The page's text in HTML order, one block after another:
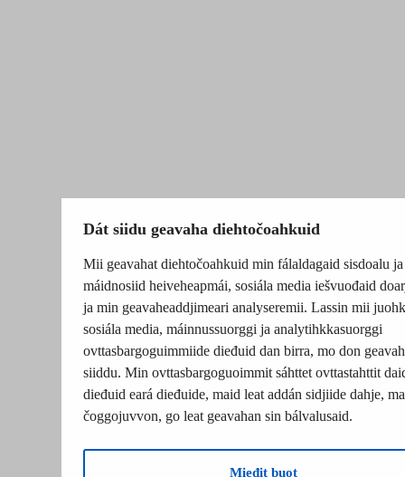
Dát siidu geavaha diehtočoahkuid
Mii geavahat diehtočoahkuid min fálaldagaid sisdoalu ja
máidnosiid heiveheapmái, sosiála media iešvuođaid
ja min geavaheaddjimeari analyseremii. Lassin mii
sosiála media, máinnussuorggi ja analytihkkasuorggi
ovttasbargoguimmiide dieđuid dan birra, mo don
siiddu. Min ovttasbargoguoimmit sáhttet ovttastahttit
dieđuid eará dieđuide, maid leat addán sidjiide dahje,
čoggojuvvon, go leat geavahan sin bálvalusaid.
Mieđit buot